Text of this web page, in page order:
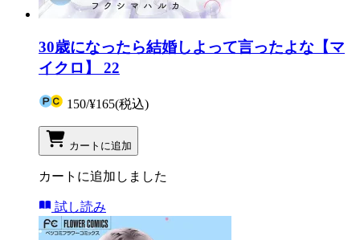
30歳になったら結婚しよって言ったよな【マ
イクロ】 22
150/¥165(税込)
カートに追加
カートに追加しました
試し読み